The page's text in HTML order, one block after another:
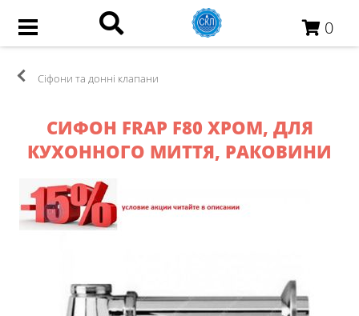
0
Сіфони та донні клапани
СИФОН FRAP F80 ХРОМ, ДЛЯ
КУХОННОГО МИТТЯ, РАКОВИНИ